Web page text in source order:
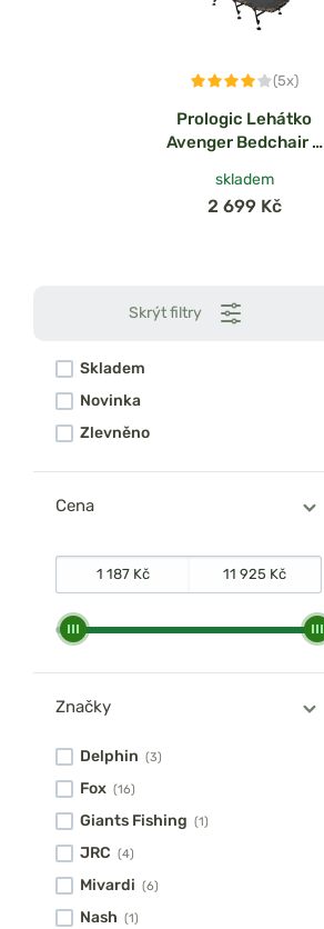
(5x)
Prologic Lehátko
Avenger Bedchair 8
skladem
2 699 Kč
Skrýt filtry
Skladem
Novinka
Zlevněno
Cena
Značky
Delphin (3)
Fox (16)
Giants Fishing (1)
JRC (4)
Mivardi (6)
Nash (1)